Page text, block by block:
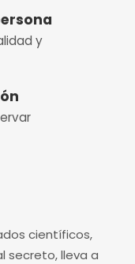
y
científicos,
secreto, lleva a